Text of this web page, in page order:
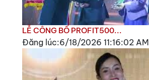
LỄ CÔNG BỐ PROFIT500...
Đăng lúc:6/18/2026 11:16:02 AM